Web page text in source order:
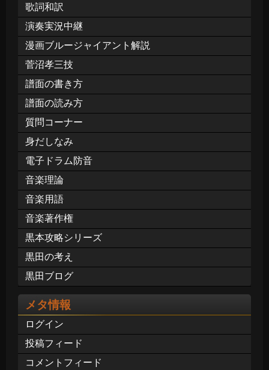
歌詞和訳
演奏実況中継
漫画ブルージャイアント解説
菅沼孝三技
譜面の書き方
譜面の読み方
質問コーナー
身だしなみ
電子ドラム防音
音楽理論
音楽用語
音楽著作権
黒本攻略シリーズ
黒田の考え
黒田ブログ
メタ情報
ログイン
投稿フィード
コメントフィード